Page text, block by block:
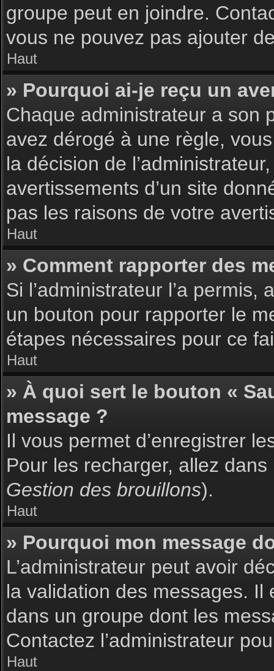
groupe peut en joindre.
vous ne pouvez pas ajouter
Haut
» Pourquoi ai-je reçu un
Chaque administrateur a son
avez dérogé à une règle,
la décision de
avertissements d’un site
pas les raisons de votre
Haut
» Comment rapporter des
Si l’administrateur l’a
un bouton pour rapporter le
étapes nécessaires pour ce
Haut
» À quoi sert le bouton «
message ?
Il vous permet d’enregistrer
Pour les recharger, allez
Gestion des brouillons).
Haut
» Pourquoi mon message
L’administrateur peut avoir
la validation des messages. Il
dans un groupe dont les
Contactez l’administrateur
Haut